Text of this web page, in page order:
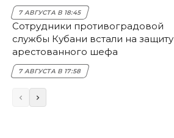
7 АВГУСТА В 18:45
Сотрудники противоградовой
службы Кубани встали на защиту
арестованного шефа
7 АВГУСТА В 17:58